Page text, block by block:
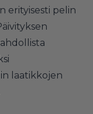
erityisesti pelin
laatikkojen